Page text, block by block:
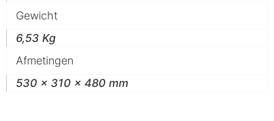
Gewicht
6,53 Kg
Afmetingen
530 x 310 x 480 mm